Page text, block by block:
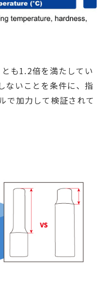
も1.2倍を満たしてい
ないことを条件に、指
で加力して検証されて